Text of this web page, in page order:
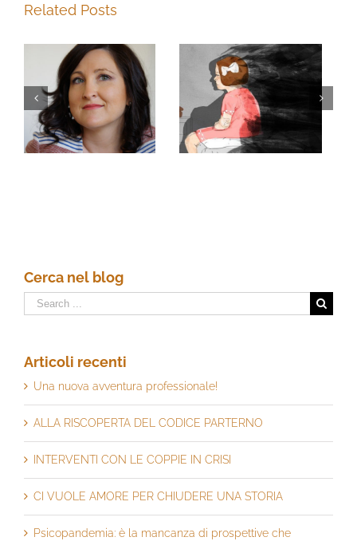
Related Posts
ALLA
RISCOPERTA
DEL CODICE
PARTERNO
CI VUOLE
AMORE PER
CHIUDERE UNA
STORIA
Cerca nel blog
Search
Articoli recenti
Una nuova avventura professionale!
ALLA RISCOPERTA DEL CODICE PARTERNO
INTERVENTI CON LE COPPIE IN CRISI
CI VUOLE AMORE PER CHIUDERE UNA STORIA
Psicopandemia: è la mancanza di prospettive che